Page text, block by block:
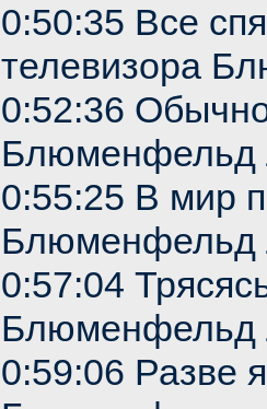
0:50:35 Все
телевизора
0:52:36
Блюменфельд
0:55:25 В мир
Блюменфельд
0:57:04
Блюменфельд
0:59:06 Разве